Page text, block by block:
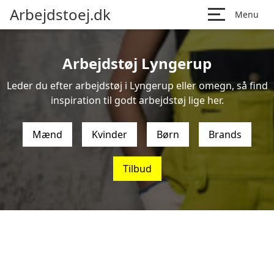
Arbejdstoej.dk Menu
Arbejdstøj Lyngerup
Leder du efter arbejdstøj i Lyngerup eller omegn, så find
inspiration til godt arbejdstøj lige her.
Mænd Kvinder Børn Brands
Tilbud